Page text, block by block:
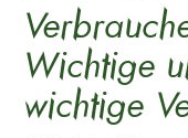
Wichtige
wichtige